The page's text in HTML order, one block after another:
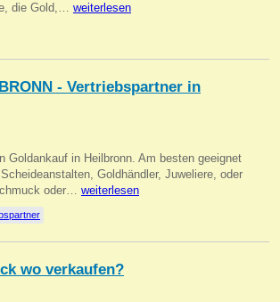
die Gold,… weiterlesen
- Vertriebspartner in
Goldankauf in Heilbronn. Am besten geeignet
Goldhändler, Juweliere, oder
oder… weiterlesen
wo verkaufen?